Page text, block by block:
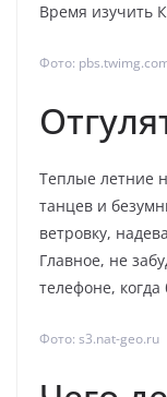
Время изучить
Фото:
Теплые летние
танцев и
ветровку,
Главное, не
телефоне, когда
Фото: s3.nat-geo.ru